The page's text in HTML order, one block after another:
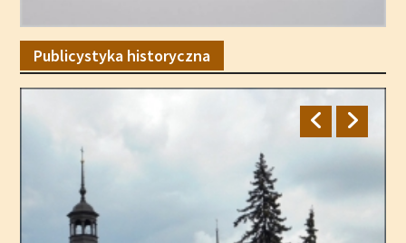
Publicystyka historyczna